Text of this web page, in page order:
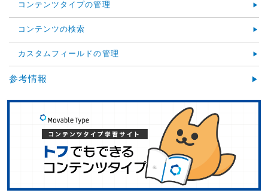
コンテンツタイプの管理
コンテンツの検索
カスタムフィールドの管理
参考情報